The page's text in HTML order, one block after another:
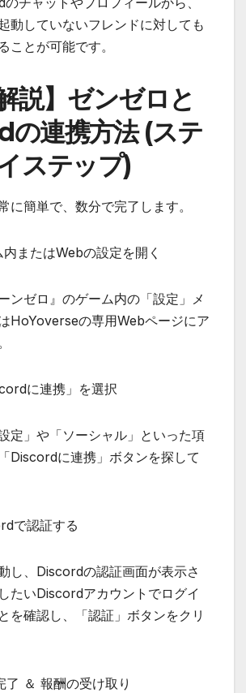
動していないフレンドに対しても
ことが可能です。
説】ゼンゼロと
の連携方法 (ステ
ステップ)
に簡単で、数分で完了します。
またはWebの設定を開く
ンゼロ』のゲーム内の「設定」メ
HoYoverseの専用Webページにア
に連携」を選択
定」や「ソーシャル」といった項
Discordに連携」ボタンを探して
で認証する
し、Discordの認証画面が表示さ
たいDiscordアカウントでログイ
を確認し、「認証」ボタンをクリ
＆ 報酬の受け取り